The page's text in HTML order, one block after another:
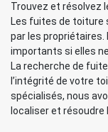
Trouvez et résolvez
Les fuites de toiture
par les propriétaires.
importants si elles
La recherche de
l’intégrité de votre
spécialisés, nous
localiser et